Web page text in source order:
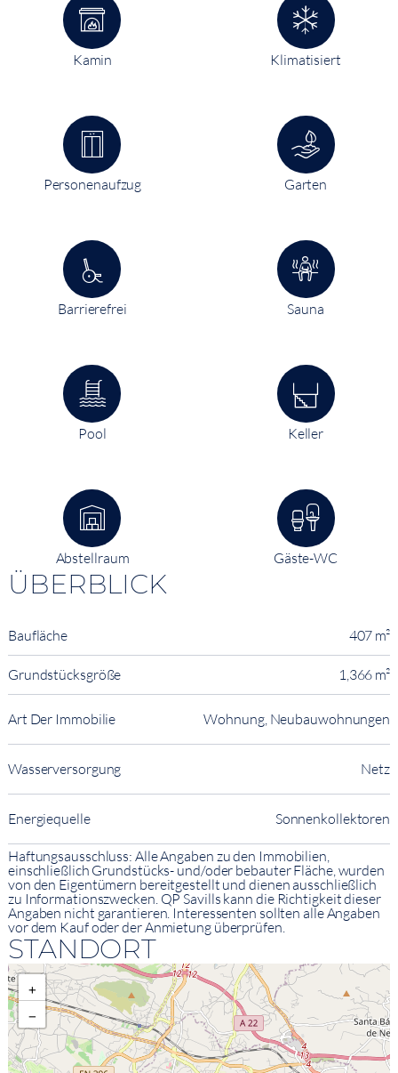
Kamin Klimatisiert
Personenaufzug Garten
Barrierefrei Sauna
Pool Keller
Abstellraum Gäste-WC
ÜBERBLICK
Baufläche 407 m²
Grundstücksgröße 1,366 m²
Art Der Immobilie Wohnung, Neubauwohnungen
Wasserversorgung Netz
Energiequelle Sonnenkollektoren
Haftungsausschluss: Alle Angaben zu den Immobilien,
einschließlich Grundstücks- und/oder bebauter Fläche, wurden
von den Eigentümern bereitgestellt und dienen ausschließlich
zu Informationszwecken. QP Savills kann die Richtigkeit dieser
Angaben nicht garantieren. Interessenten sollten alle Angaben
vor dem Kauf oder der Anmietung überprüfen.
STANDORT
+
−